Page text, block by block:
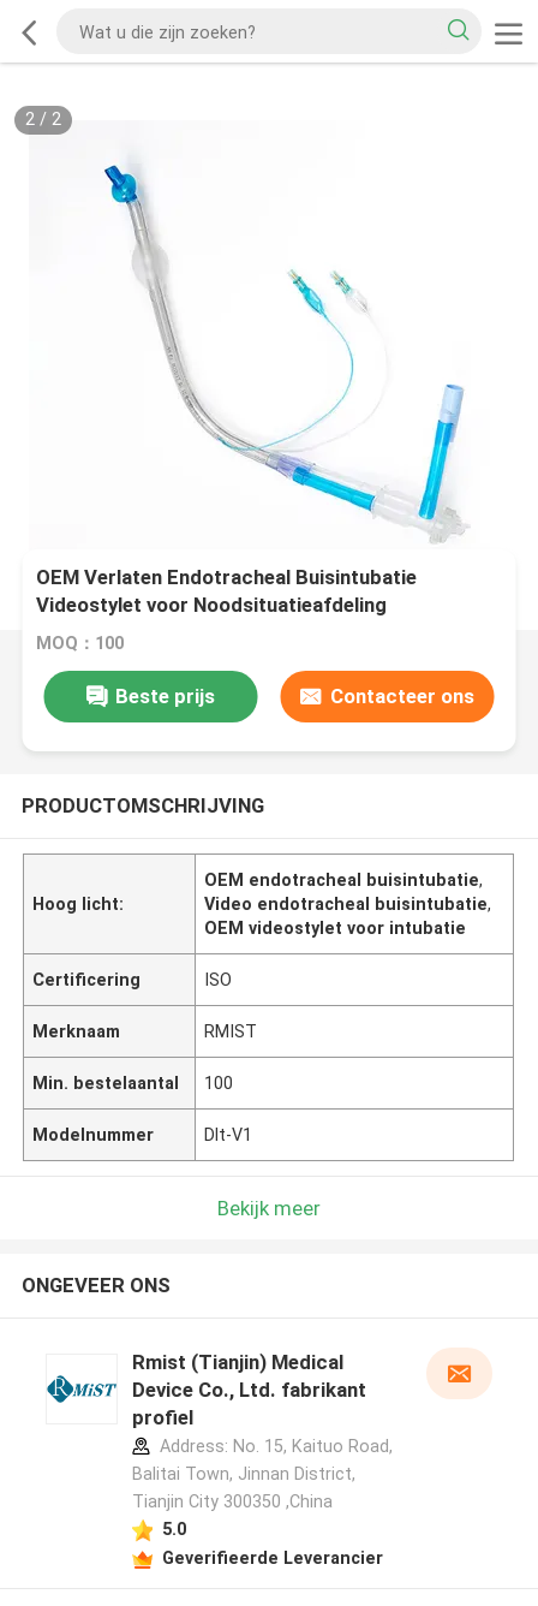
2/ 2
OEM Verlaten Endotracheal Buisintubatie
Videostylet voor Noodsituatieafdeling
MOQ：100
Beste prijs Contacteer ons
PRODUCTOMSCHRIJVING
Hoog licht:
OEM endotracheal buisintubatie,
Video endotracheal buisintubatie,
OEM videostylet voor intubatie
Certificering ISO
Merknaam RMIST
Min. bestelaantal 100
Modelnummer Dlt-V1
Bekijk meer
ONGEVEER ONS
Rmist (Tianjin) Medical
Device Co., Ltd. fabrikant
profiel
Address: No. 15, Kaituo Road,
Balitai Town, Jinnan District,
Tianjin City 300350 ,China
5.0
Geverifieerde Leverancier